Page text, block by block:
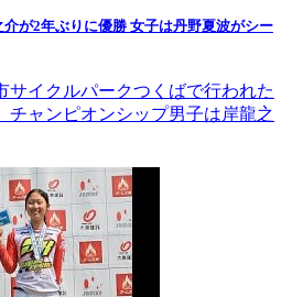
が2年ぶりに優勝 女子は丹野夏波がシー
サイクルパークつくばで行われた
チャンピオンシップ男子は岸龍之